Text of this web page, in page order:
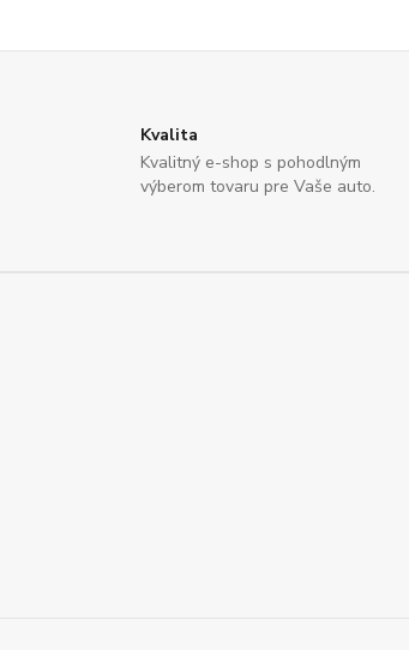
Kvalita
Kvalitný e-shop s pohodlným
výberom tovaru pre Vaše auto.